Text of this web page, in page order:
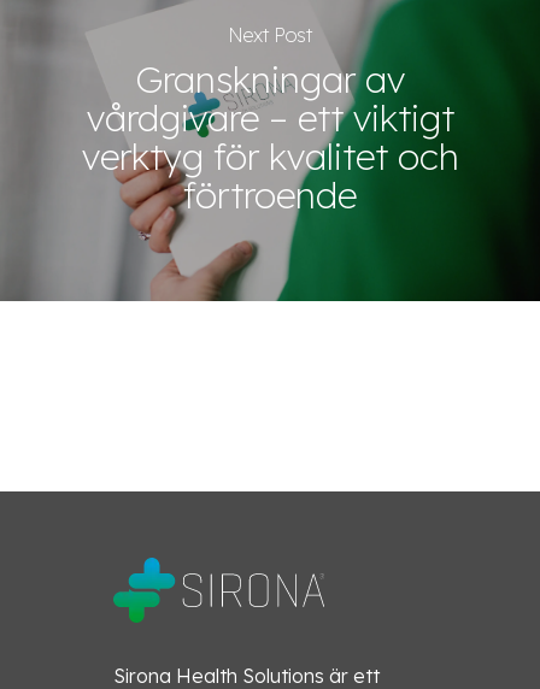
Next Post
Granskningar av
vårdgivare – ett viktigt
verktyg för kvalitet och
förtroende
Sirona Health Solutions är ett